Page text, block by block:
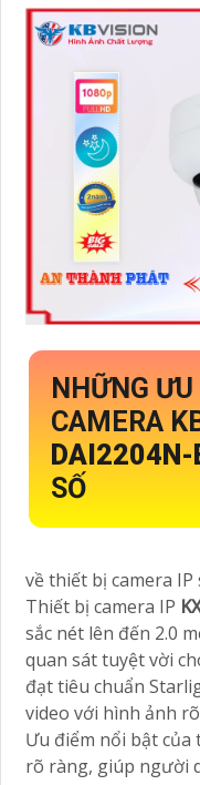
NHỮNG
CAMERA
DAI2204N-
SỐ
về thiết bị camera IP
Thiết bị camera IP
sắc nét lên đến 2.0
quan sát tuyệt vời
đạt tiêu chuẩn
video với hình ảnh
Ưu điểm nổi bật
rõ ràng, giúp người